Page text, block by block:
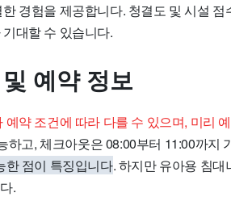
경험을 제공합니다. 청결도 및 시설
대할 수 있습니다.
예약 정보
예약 조건에 따라 다를 수 있으며, 미리
하고, 체크아웃은 08:00부터 11:00까지
한 점이 특징입니다. 하지만 유아용 침
.